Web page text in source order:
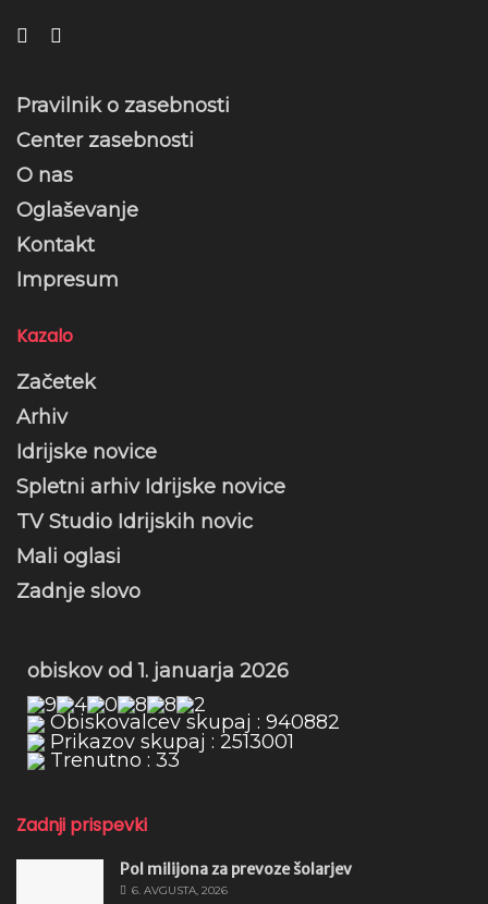
Pravilnik o zasebnosti
Center zasebnosti
O nas
Oglaševanje
Kontakt
Impresum
Kazalo
Začetek
Arhiv
Idrijske novice
Spletni arhiv Idrijske novice
TV Studio Idrijskih novic
Mali oglasi
Zadnje slovo
obiskov od 1. januarja 2026
Obiskovalcev skupaj : 940882
Prikazov skupaj : 2513001
Trenutno : 33
Zadnji prispevki
Pol milijona za prevoze šolarjev
6. AVGUSTA, 2026